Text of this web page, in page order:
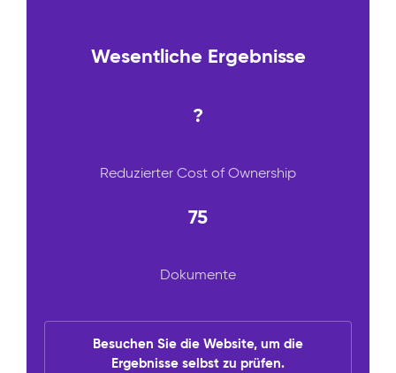
Wesentliche Ergebnisse
?
Reduzierter Cost of Ownership
75
Dokumente
Besuchen Sie die Website, um die
Ergebnisse selbst zu prüfen.